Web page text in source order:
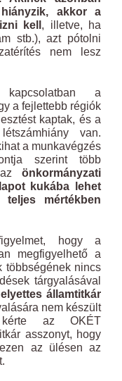
akkor a
kell , illetve, ha
stb.), azt pótolni
nem lesz
a
a fejlettebb régiók
kaptak, és a
van.
a munkavégzés
szerint több
az önkormányzati
kukába lehet
mértékben
hogy a
megfigyelhető a
többségének nincs
tárgyalásával
államtitkár
nem készült
az OKÉT
asszonyt, hogy
az ülésen az